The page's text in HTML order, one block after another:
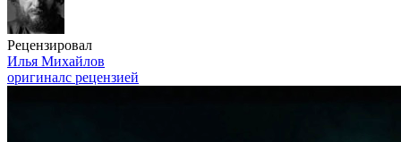
Рецензировал
Илья Михайлов
оригиналс рецензией